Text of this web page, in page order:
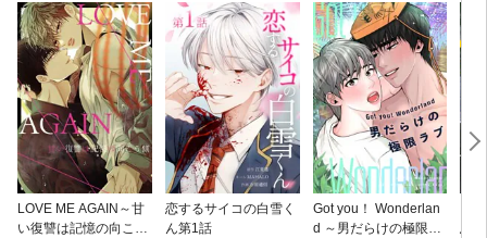
LOVE ME AGAIN～甘
い復讐は記憶の向こう
恋するサイコの白雪く
ん第1話
Got you！ Wonderlan
d ～男だらけの極限ラ
鳥